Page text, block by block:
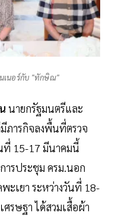
เนอร์กับ "ทักษิณ"
นายกรัฐมนตรีและ
มีภารกิจลงพื้นที่ตรวจ
ที่ 15-17 มีนาคมนี้
รประชุม ครม.นอก
ะเยา ระหว่างวันที่ 18-
รษฐา ได้สวมเสื้อผ้า